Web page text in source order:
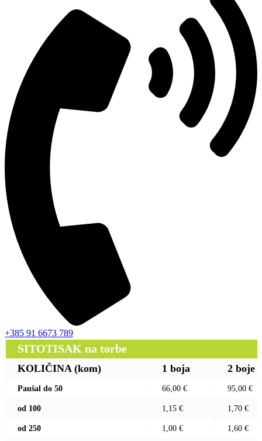
+385 91 6673 789
SITOTISAK na torbe
KOLIČINA (kom) 1 boja 2 boje
Paušal do 50 66,00 € 95,00 €
od 100 1,15 € 1,70 €
od 250 1,00 € 1,60 €